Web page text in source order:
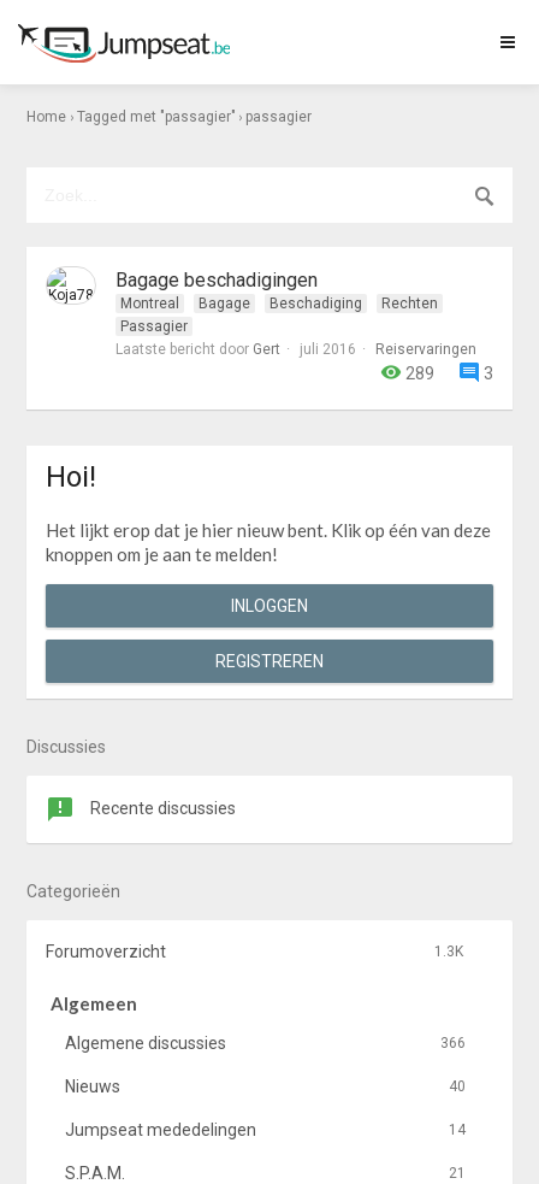
Home › Tagged met "passagier" › passagier
Bagage beschadigingen
Montreal Bagage Beschadiging
Rechten
Passagier
Laatste bericht door Gert juli 2016 Reiservaringen
3
289
Hoi!
Het lijkt erop dat je hier nieuw bent. Klik op één van deze
knoppen om je aan te melden!
INLOGGEN
REGISTREREN
Discussies
Recente discussies
Categorieën
1.3K
Forumoverzicht
Algemeen
366
Algemene discussies
40
Nieuws
14
Jumpseat mededelingen
21
S.P.A.M.